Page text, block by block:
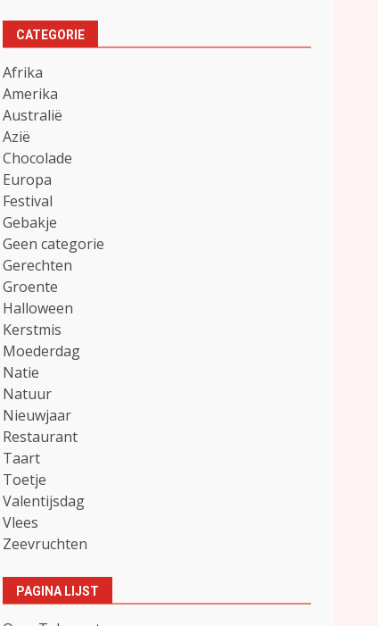
CATEGORIE
Afrika
Amerika
Australië
Azië
Chocolade
Europa
Festival
Gebakje
Geen categorie
Gerechten
Groente
Halloween
Kerstmis
Moederdag
Natie
Natuur
Nieuwjaar
Restaurant
Taart
Toetje
Valentijsdag
Vlees
Zeevruchten
PAGINA LIJST